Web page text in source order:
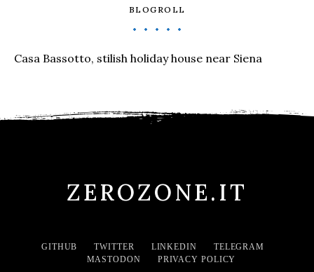
BLOGROLL
Casa Bassotto, stilish holiday house near Siena
ZEROZONE.IT
GITHUB TWITTER LINKEDIN
TELEGRAM
MASTODON
PRIVACY POLICY